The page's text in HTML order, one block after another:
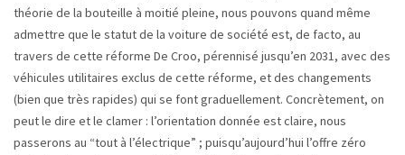
théorie de la bouteille à moitié pleine, nous pouvons quand même
admettre que le statut de la voiture de société est, de facto, au
travers de cette réforme De Croo, pérennisé jusqu’en 2031, avec des
véhicules utilitaires exclus de cette réforme, et des changements
(bien que très rapides) qui se font graduellement. Concrètement, on
peut le dire et le clamer : l’orientation donnée est claire, nous
passerons au “tout à l’électrique” ; puisqu’aujourd’hui l’offre zéro